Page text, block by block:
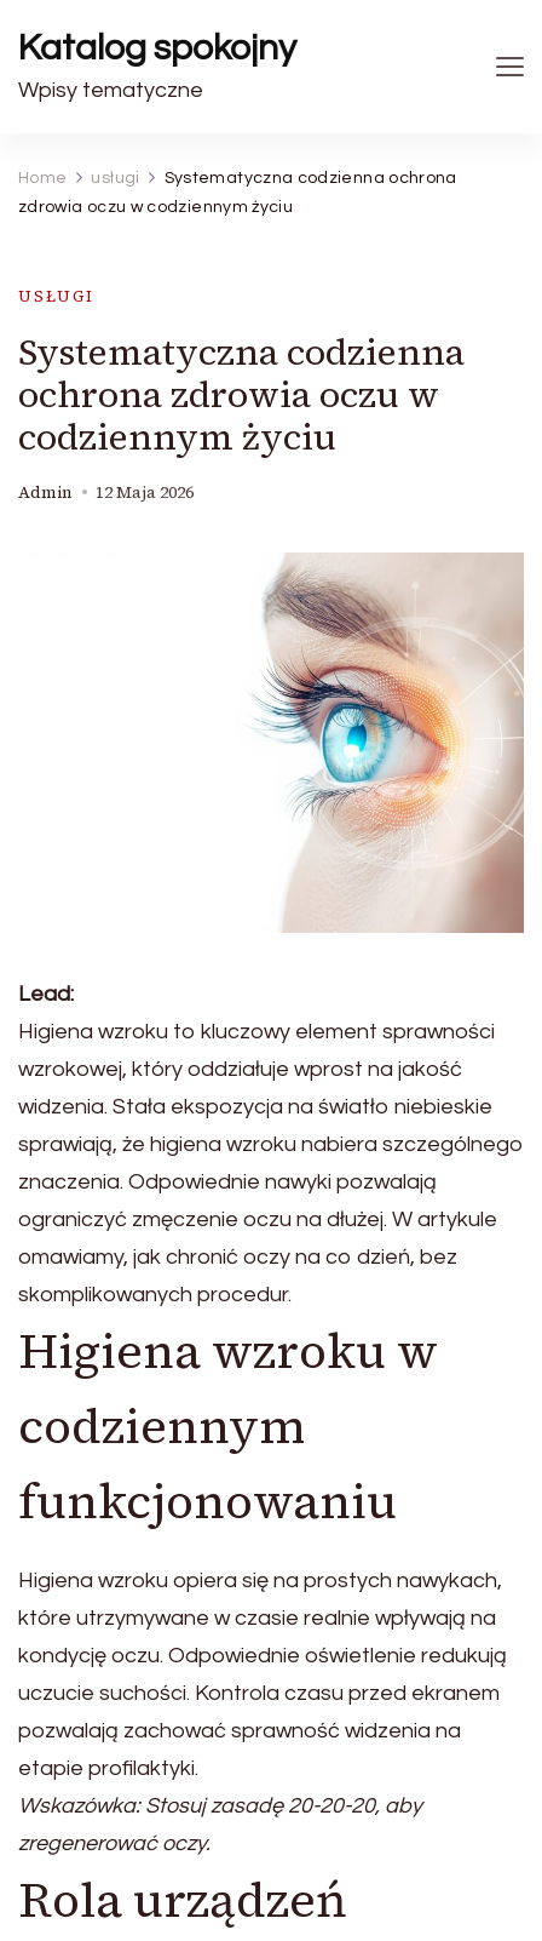
Katalog spokojny
Wpisy tematyczne
Home usługi
Systematyczna codzienna ochrona
zdrowia oczu w codziennym życiu
USŁUGI
Systematyczna codzienna
ochrona zdrowia oczu w
codziennym życiu
Admin 12 Maja 2026
Lead:
Higiena wzroku to kluczowy element sprawności
wzrokowej, który oddziałuje wprost na jakość
widzenia. Stała ekspozycja na światło niebieskie
sprawiają, że higiena wzroku nabiera szczególnego
znaczenia. Odpowiednie nawyki pozwalają
ograniczyć zmęczenie oczu na dłużej. W artykule
omawiamy, jak chronić oczy na co dzień, bez
skomplikowanych procedur.
Higiena wzroku w
codziennym
funkcjonowaniu
Higiena wzroku opiera się na prostych nawykach,
które utrzymywane w czasie realnie wpływają na
kondycję oczu. Odpowiednie oświetlenie redukują
uczucie suchości. Kontrola czasu przed ekranem
pozwalają zachować sprawność widzenia na
etapie profilaktyki.
Wskazówka: Stosuj zasadę 20-20-20, aby
zregenerować oczy.
Rola urządzeń